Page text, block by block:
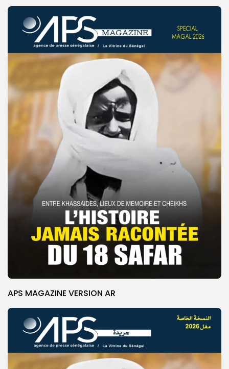
APS MAGAZINE VERSION AR